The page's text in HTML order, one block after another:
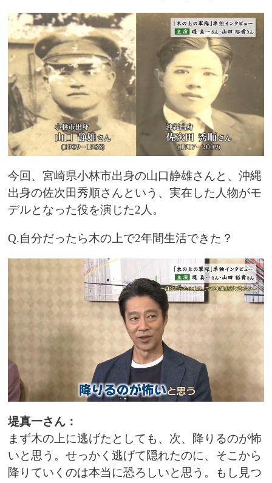
今回、宮崎県小林市出身の山口静雄さんと、沖縄
出身の佐次田秀順さんという、実在した人物がモ
デルとなった役を演じた2人。
Q.自分だったら木の上で2年間生活できた？
堤真一さん：
まず木の上に逃げたとしても、次、降りるのが怖
いと思う。せっかく逃げて隠れたのに、そこから
降りていくのは本当に恐ろしいと思う。もし見つ